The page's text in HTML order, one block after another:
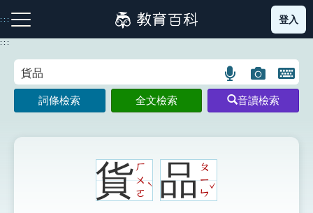
到
主
:::
注音索引圖示 筆畫索引圖示 部首索引表圖示
登入
:::
語
言
搜
圖
片
搜
開
鍵
圖
詞條檢索 全文檢索 音讀檢索
貨ㄏ
ㄨ
ㄛ
ˋ 品ㄆ
ㄧ
ㄣ
ˇ